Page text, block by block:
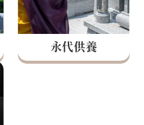
永代供養